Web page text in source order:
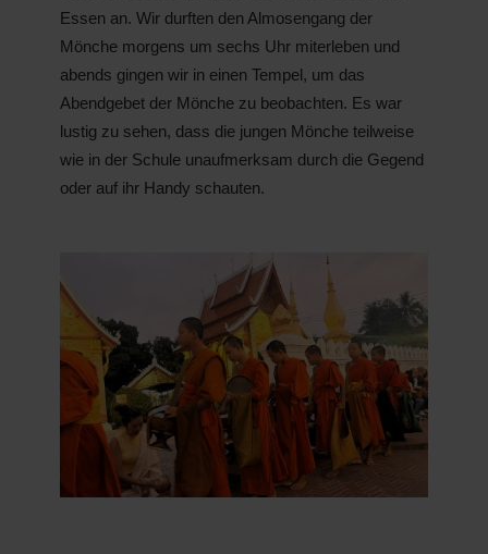
Essen an. Wir durften den Almosengang der
Mönche morgens um sechs Uhr miterleben und
abends gingen wir in einen Tempel, um das
Abendgebet der Mönche zu beobachten. Es war
lustig zu sehen, dass die jungen Mönche teilweise
wie in der Schule unaufmerksam durch die Gegend
oder auf ihr Handy schauten.